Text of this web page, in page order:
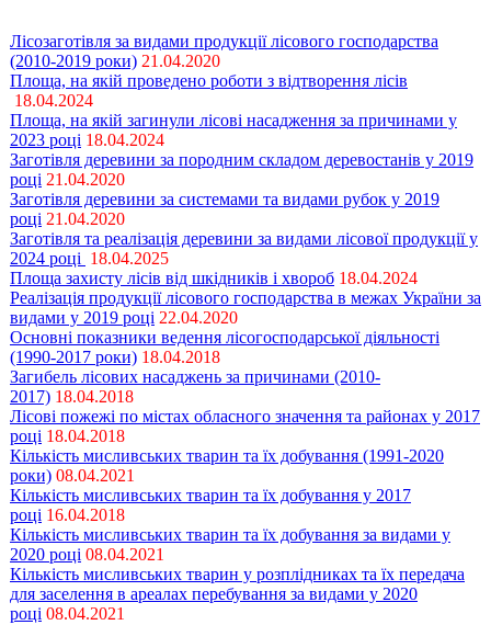
Лісозаготівля за видами продукції лісового господарства
(2010-2019 роки) 21.04.2020
Площа, на якій проведено роботи з відтворення лісів
18.04.2024
Площа, на якій загинули лісові насадження за причинами у
2023 році 18.04.2024
Заготівля деревини за породним складом деревостанів у 2019
році 21.04.2020
Заготівля деревини за системами та видами рубок у 2019
році 21.04.2020
Заготівля та реалізація деревини за видами лісової продукції у
2024 році 18.04.2025
Площа захисту лісів від шкідників і хвороб 18.04.2024
Реалізація продукції лісового господарства в межах України за
видами у 2019 році 22.04.2020
Основні показники ведення лісогосподарської діяльності
(1990-2017 роки) 18.04.2018
Загибель лісових насаджень за причинами (2010-
2017) 18.04.2018
Лісові пожежі по містах обласного значення та районах у 2017
році 18.04.2018
Кількість мисливських тварин та їх добування (1991-2020
роки) 08.04.2021
Кількість мисливських тварин та їх добування у 2017
році 16.04.2018
Кількість мисливських тварин та їх добування за видами у
2020 році 08.04.2021
Кількість мисливських тварин у розплідниках та їх передача
для заселення в ареалах перебування за видами у 2020
році 08.04.2021